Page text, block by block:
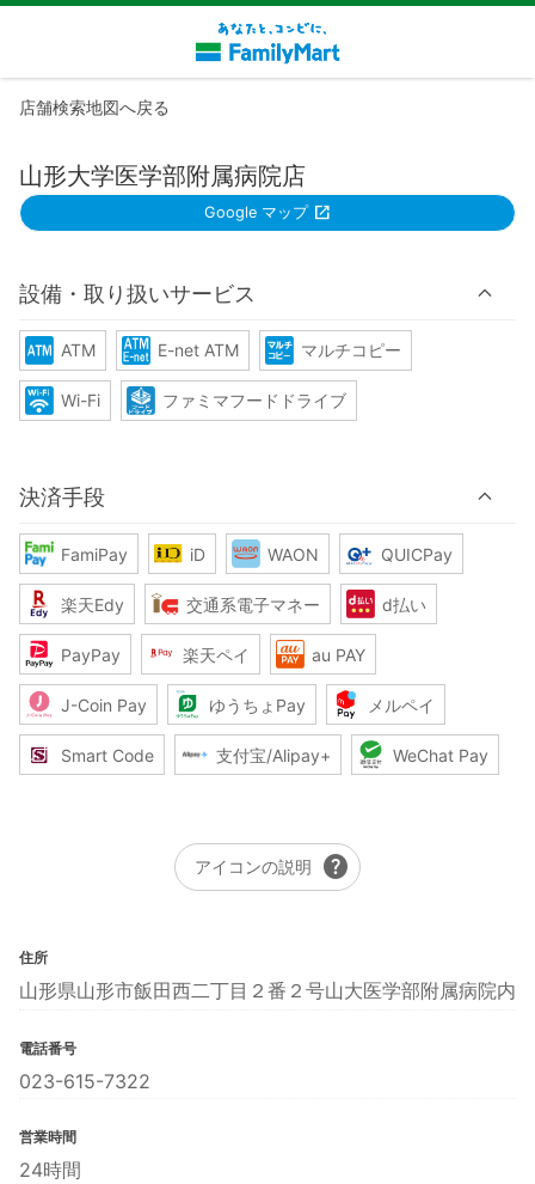
店舗検索地図へ戻る
山形大学医学部附属病院店
Google マップ
設備・取り扱いサービス
ATM E-net ATM マルチコピー
Wi-Fi ファミマフードドライブ
決済手段
FamiPay iD WAON QUICPay
楽天Edy 交通系電子マネー d払い
PayPay 楽天ペイ au PAY
J-Coin Pay ゆうちょPay メルペイ
Smart Code 支付宝/Alipay+ WeChat Pay
アイコンの説明 help
住所
山形県山形市飯田西二丁目２番２号山大医学部附属病院内
電話番号
023-615-7322
営業時間
24時間